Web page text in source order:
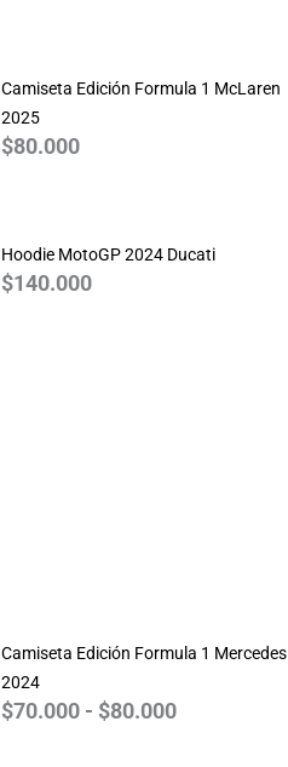
Camiseta Edición Formula 1 McLaren
2025
$80.000
Hoodie MotoGP 2024 Ducati
$140.000
Camiseta Edición Formula 1 Mercedes
2024
$70.000 - $80.000
precios:
$70.000